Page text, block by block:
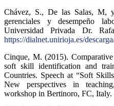
Chávez, S., De las Salas, M,
gerenciales y desempeño
Universidad Privada Dr.
https://dialnet.unirioja.es/
Cinque, M. (2015).
soft skill identification and
Countries. Speech at “Soft
New perspectives in
workshop in Bertinoro, FC, Italy.